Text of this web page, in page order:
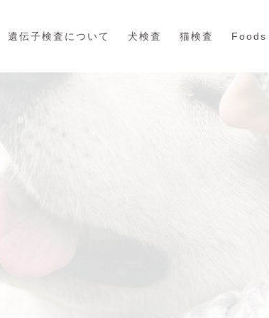
遺伝子検査について 犬検査 猫検査 Foods